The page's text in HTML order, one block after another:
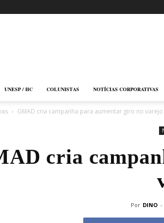
UNESP / HC COLUNISTAS NOTÍCIAS CORPORATIVAS
GMAD cria campanha para aumentar giro no varejo
cria
Por DINO -